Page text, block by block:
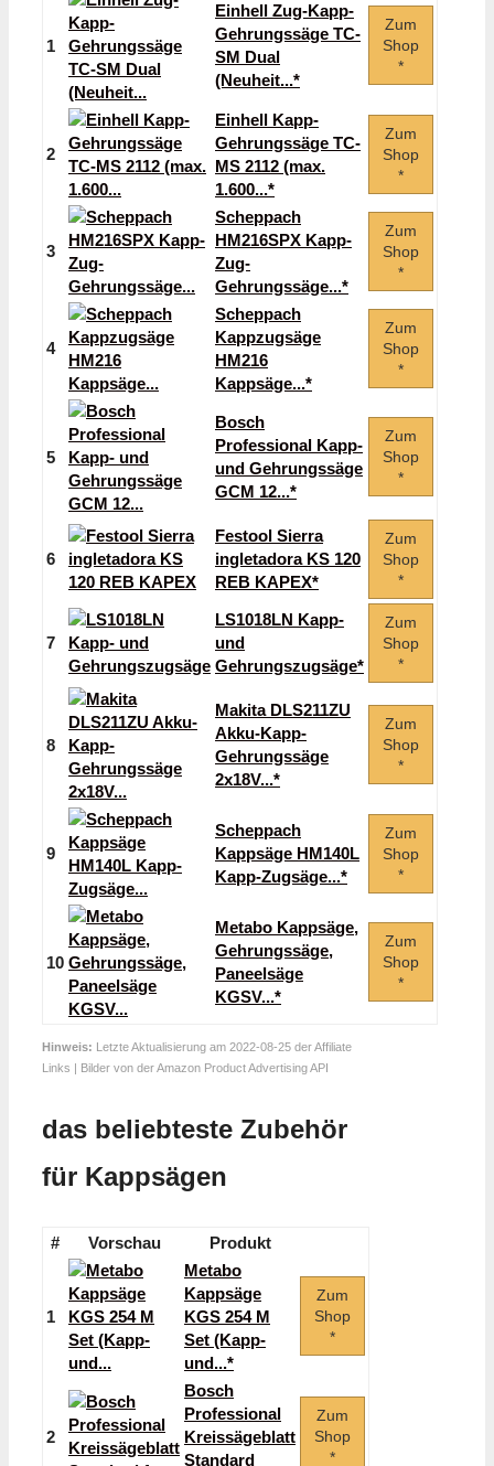
1
Einhell Zug-Kapp-
Gehrungssäge TC-
SM Dual
(Neuheit...*
Zum
Shop
*
2
Einhell Kapp-
Gehrungssäge TC-
MS 2112 (max.
1.600...*
Zum
Shop
*
3
Scheppach
HM216SPX Kapp-
Zug-
Gehrungssäge...*
Zum
Shop
*
4
Scheppach
Kappzugsäge
HM216
Kappsäge...*
Zum
Shop
*
5
Bosch
Professional Kapp-
und Gehrungssäge
GCM 12...*
Zum
Shop
*
6
Festool Sierra
ingletadora KS 120
REB KAPEX*
Zum
Shop
*
7
LS1018LN Kapp-
und
Gehrungszugsäge*
Zum
Shop
*
8
Makita DLS211ZU
Akku-Kapp-
Gehrungssäge
2x18V...*
Zum
Shop
*
9
Scheppach
Kappsäge HM140L
Kapp-Zugsäge...*
Zum
Shop
*
10
Metabo Kappsäge,
Gehrungssäge,
Paneelsäge
KGSV...*
Zum
Shop
*
Hinweis: Letzte Aktualisierung am 2022-08-25 der Affiliate
Links | Bilder von der Amazon Product Advertising API
das beliebteste Zubehör
für Kappsägen
# Vorschau Produkt
1
Metabo
Kappsäge
KGS 254 M
Set (Kapp-
und...*
Zum
Shop
*
2
Bosch
Professional
Kreissägeblatt
Standard
Zum
Shop
*